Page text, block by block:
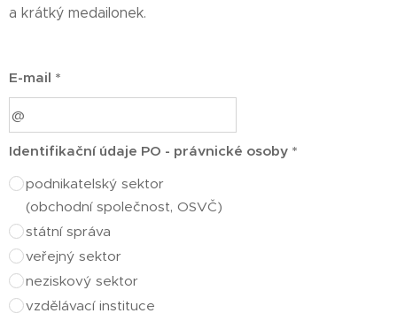
a krátký medailonek.
E-mail *
Identifikační údaje PO - právnické osoby *
podnikatelský sektor
(obchodní společnost, OSVČ)
státní správa
veřejný sektor
neziskový sektor
vzdělávací instituce